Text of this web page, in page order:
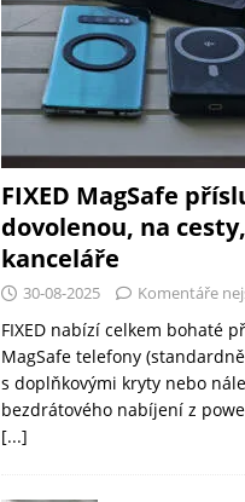
FIXED MagSafe
dovolenou, na
kanceláře
30-08-2025 Komentáře
FIXED nabízí celkem bohaté
MagSafe telefony
s doplňkovými kryty nebo
bezdrátového nabíjení z
[...]